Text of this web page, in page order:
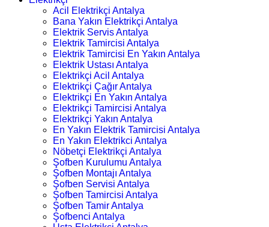
Acil Elektrikçi Antalya
Bana Yakın Elektrikçi Antalya
Elektrik Servis Antalya
Elektrik Tamircisi Antalya
Elektrik Tamircisi En Yakın Antalya
Elektrik Ustası Antalya
Elektrikçi Acil Antalya
Elektrikçi Çağır Antalya
Elektrikçi En Yakın Antalya
Elektrikçi Tamircisi Antalya
Elektrikçi Yakın Antalya
En Yakın Elektrik Tamircisi Antalya
En Yakın Elektrikci Antalya
Nöbetçi Elektrikçi Antalya
Şofben Kurulumu Antalya
Şofben Montajı Antalya
Şofben Servisi Antalya
Şofben Tamircisi Antalya
Şofben Tamir Antalya
Şofbenci Antalya